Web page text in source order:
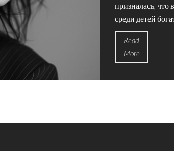
призналась, что
среди детей
Гузеева
Read
More